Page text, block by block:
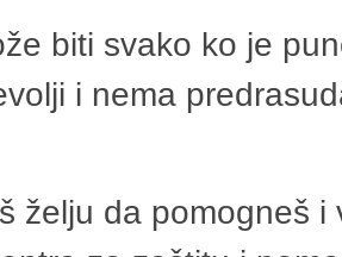
biti svako ko je
i nema
želju da pomogneš